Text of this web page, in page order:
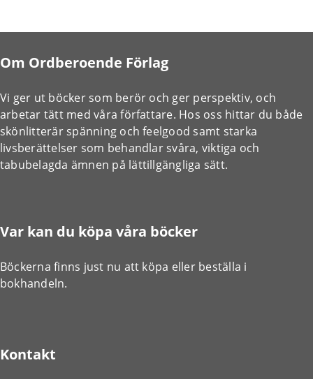
Om Ordberoende Förlag
Vi ger ut böcker som berör och ger perspektiv, och
arbetar tätt med våra författare. Hos oss hittar du både
skönlitterär spänning och feelgood samt starka
livsberättelser som behandlar svåra, viktiga och
tabubelagda ämnen på lättillgängliga sätt.
Var kan du köpa våra böcker
Böckerna finns just nu att köpa eller beställa i
bokhandeln.
Kontakt